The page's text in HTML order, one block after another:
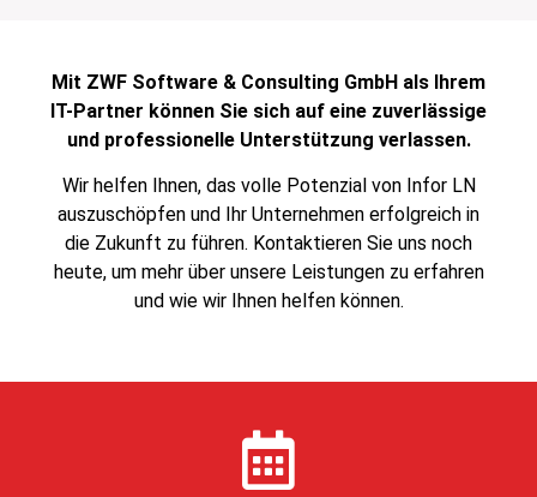
Mit ZWF Software & Consulting GmbH als Ihrem
IT-Partner können Sie sich auf eine zuverlässige
und professionelle Unterstützung verlassen.
Wir helfen Ihnen, das volle Potenzial von Infor LN
auszuschöpfen und Ihr Unternehmen erfolgreich in
die Zukunft zu führen. Kontaktieren Sie uns noch
heute, um mehr über unsere Leistungen zu erfahren
und wie wir Ihnen helfen können.